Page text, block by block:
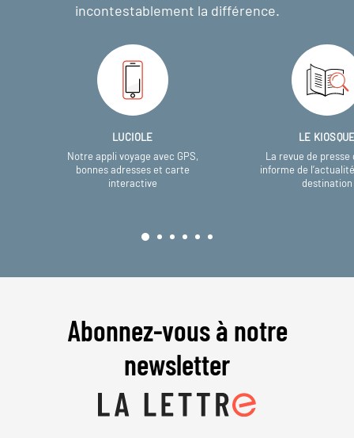
incontestablement la différence.
LUCIOLE
Notre appli voyage avec GPS,
bonnes adresses et carte
interactive
LE
La revue de presse
informe de
destination
Abonnez-vous à notre
newsletter